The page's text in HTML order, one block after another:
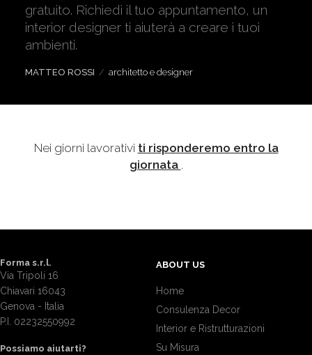
gratuito. Richiedi il tuo appuntamento, un
interior designer ti aiuterà a creare i tuoi
ambienti.
MATTEO ROSSI / architetto e designer
Nei giorni lavorativi ti risponderemo entro la
giornata .
Forma s.r.l.
Via Tripoli 16
Chiavari 16043
Genova - Italia
P.I. 02232550992
Possiamo aiutarti?
ABOUT US
Home
Consulenza Decor
Interior e Ristrutturazioni
Su Misura